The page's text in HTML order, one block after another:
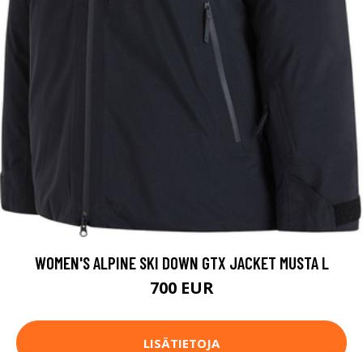
WOMEN'S ALPINE SKI DOWN GTX JACKET MUSTA L
700 EUR
LISÄTIETOJA